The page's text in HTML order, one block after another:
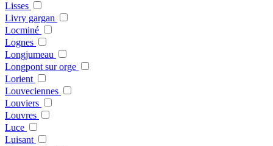
Lisses
Livry gargan
Locminé
Lognes
Longjumeau
Longpont sur orge
Lorient
Louveciennes
Louviers
Louvres
Luce
Luisant